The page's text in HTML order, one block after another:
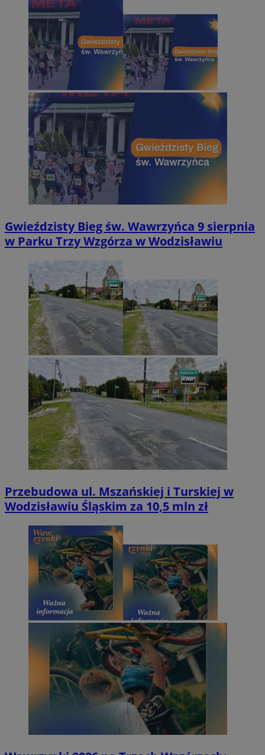
Gwieździsty Bieg św. Wawrzyńca 9 sierpnia
w Parku Trzy Wzgórza w Wodzisławiu
Przebudowa ul. Mszańskiej i Turskiej w
Wodzisławiu Śląskim za 10,5 mln zł